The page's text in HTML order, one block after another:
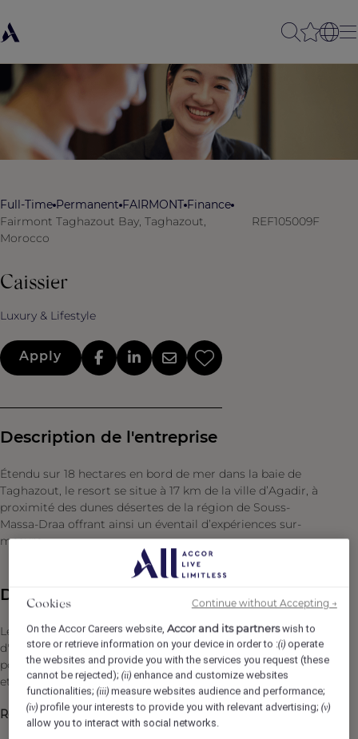
Full-Time Permanent FAIRMONT Finance
Fairmont Taghazout Bay, Taghazout,
Morocco
REF105009F
Caissier
Luxury & Lifestyle
Apply
Description de l'entreprise
Étendu sur 18 hectares en bord de mer dans la baie de
Taghazout, le resort se situe à 17 km de la ville d’Agadir, à
proximité des dunes désertes de la région de Souss-
Massa-Draa offrant ainsi un éventail d’expériences sur-
mesure.
Description du poste
Le Caissier / la caissière a pour mission principale
d'assurer la gestion des opérations de caisse au sein du
point de vente, garantir l’exactitude des encaissements
et offrir un service fluide et courtois à la clientèle.
Responsabilités :
Cookies
On the Accor Careers website,Accor and its partnerswish to
store or retrieve information on your device in order to :(i) operate
the websites and provide you with the services you request (these
cannot be rejected);(ii) enhance and customize websites
functionalities;(iii) measure websites audience and performance;
(iv) profile your interests to provide you with relevant advertising;(v)
allow you to interact with social networks.
Continue without Accepting →